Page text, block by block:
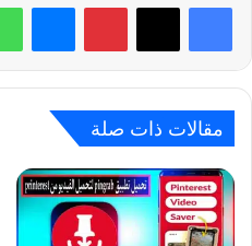
بينتيريست
مقالات ذات صلة